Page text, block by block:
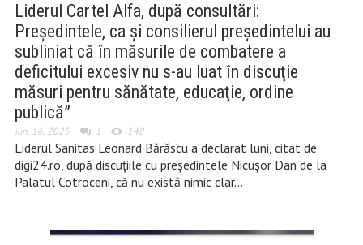
Liderul Cartel Alfa, după consultări:
Preşedintele, ca şi consilierul preşedintelui au
subliniat că în măsurile de combatere a
deficitului excesiv nu s-au luat în discuţie
măsuri pentru sănătate, educaţie, ordine
publică”
iun. 16, 2025 1 148
Liderul Sanitas Leonard Bărăscu a declarat luni, citat de
digi24.ro, după discuţiile cu preşedintele Nicuşor Dan de la
Palatul Cotroceni, că nu există nimic clar…